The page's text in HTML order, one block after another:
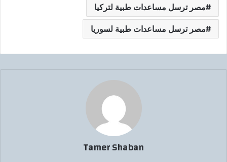
مصر ترسل مساعدات طبية لتركيا
مصر ترسل مساعدات طبية لسوريا
Tamer Shaban